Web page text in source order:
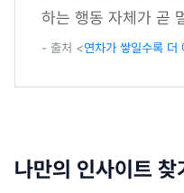
하는 행동 자체가 곧
- 출처 <연차가 쌓일수록 더
나만의 인사이트 찾